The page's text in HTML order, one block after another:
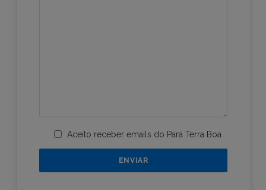
Aceito receber emails do Pará Terra Boa